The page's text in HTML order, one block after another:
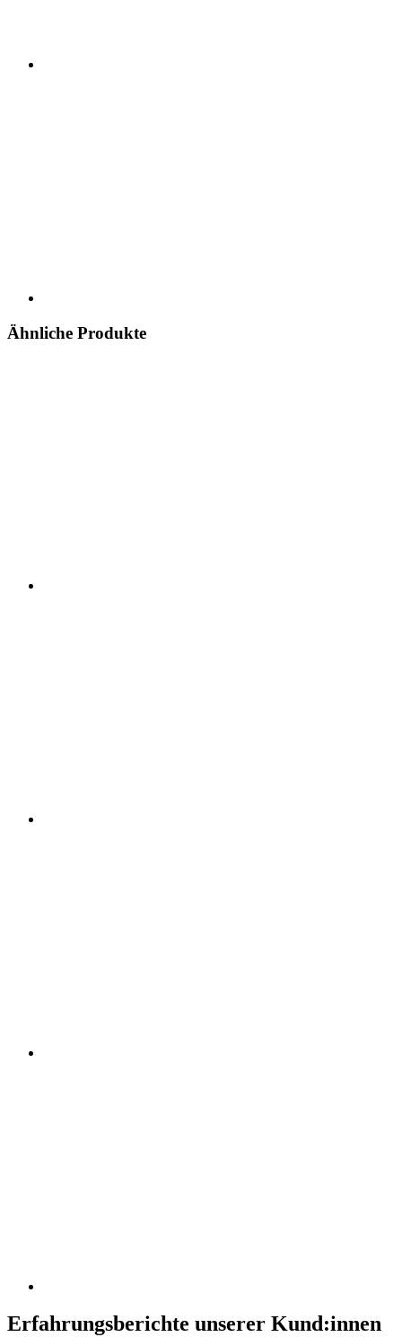
Ähnliche Produkte
Erfahrungsberichte unserer Kund:innen